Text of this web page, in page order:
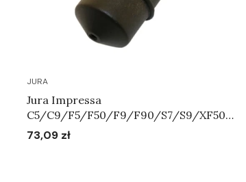
JURA
Jura Impressa
C5/C9/F5/F50/F9/F90/S7/S9/XF50/
XS9/XS90/XS95 - Dysza Pary Art.63354
Cena
73,09 zł